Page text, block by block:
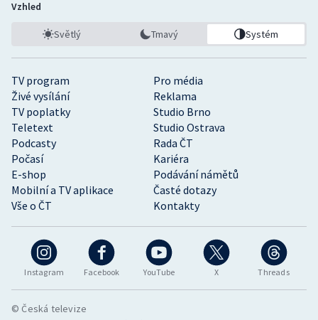
Instagram Facebook YouTube X Threads
TV program
Pro média
Živé vysílání
Reklama
TV poplatky
Studio Brno
Teletext
Studio Ostrava
Podcasty
Rada ČT
Počasí
Kariéra
E-shop
Podávání námětů
Mobilní a TV aplikace
Časté dotazy
Vše o ČT
Kontakty
Vzhled
Světlý Tmavý Systém
© Česká televize